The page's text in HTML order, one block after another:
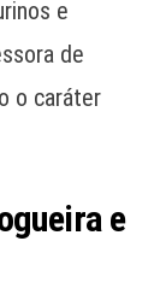
e
de
o caráter
e